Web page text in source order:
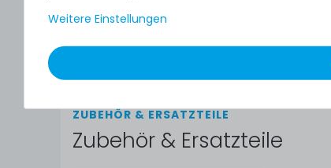
Zustand:
1x
ZUBEHÖR & ERSATZTEILE
Zubehör & Ersatzteile
Weitere Einstellungen